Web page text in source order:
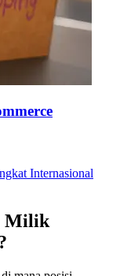
Internasional
Milik